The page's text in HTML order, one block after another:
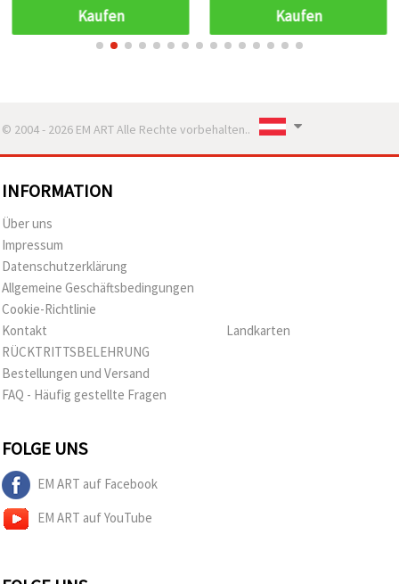
Kaufen Kaufen
© 2004 - 2026 EM ART Alle Rechte vorbehalten..
INFORMATION
Über uns
Impressum
Datenschutzerklärung
Allgemeine Geschäftsbedingungen
Cookie-Richtlinie
Kontakt
RÜCKTRITTSBELEHRUNG
Bestellungen und Versand
FAQ - Häufig gestellte Fragen
Landkarten
FOLGE UNS
EM ART auf Facebook
EM ART auf YouTube